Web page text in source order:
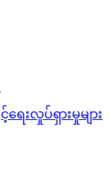
းလှုပ်ရှားမှုများ